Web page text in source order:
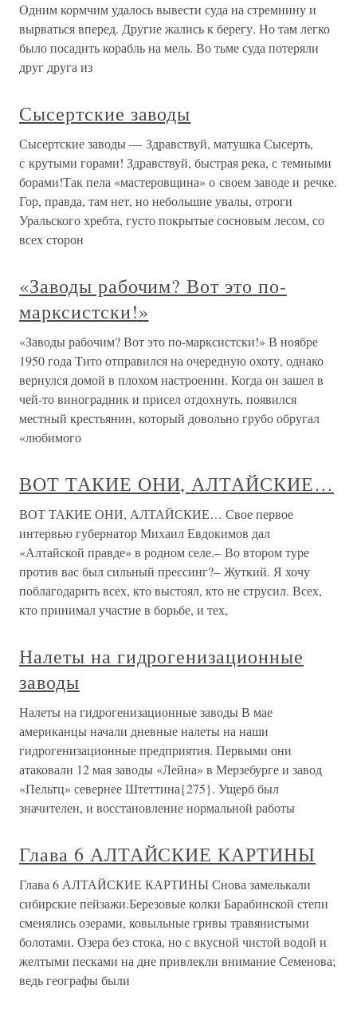
Одним кормчим удалось вывести суда на стремнину и
вырваться вперед. Другие жались к берегу. Но там легко
было посадить корабль на мель. Во тьме суда потеряли
друг друга из
Сысертские заводы
Сысертские заводы — Здравствуй, матушка Сысерть,
с крутыми горами! Здравствуй, быстрая река, с темными
борами!Так пела «мастеровщина» о своем заводе и речке.
Гор, правда, там нет, но небольшие увалы, отроги
Уральского хребта, густо покрытые сосновым лесом, со
всех сторон
«Заводы рабочим? Вот это по-
марксистски!»
«Заводы рабочим? Вот это по-марксистски!» В ноябре
1950 года Тито отправился на очередную охоту, однако
вернулся домой в плохом настроении. Когда он зашел в
чей-то виноградник и присел отдохнуть, появился
местный крестьянин, который довольно грубо обругал
«любимого
ВОТ ТАКИЕ ОНИ, АЛТАЙСКИЕ…
ВОТ ТАКИЕ ОНИ, АЛТАЙСКИЕ… Свое первое
интервью губернатор Михаил Евдокимов дал
«Алтайской правде» в родном селе.– Во втором туре
против вас был сильный прессинг?– Жуткий. Я хочу
поблагодарить всех, кто выстоял, кто не струсил. Всех,
кто принимал участие в борьбе, и тех,
Налеты на гидрогенизационные
заводы
Налеты на гидрогенизационные заводы В мае
американцы начали дневные налеты на наши
гидрогенизационные предприятия. Первыми они
атаковали 12 мая заводы «Лейна» в Мерзебурге и завод
«Пельтц» севернее Штеттина{275}. Ущерб был
значителен, и восстановление нормальной работы
Глава 6 АЛТАЙСКИЕ КАРТИНЫ
Глава 6 АЛТАЙСКИЕ КАРТИНЫ Снова замелькали
сибирские пейзажи.Березовые колки Барабинской степи
сменялись озерами, ковыльные гривы травянистыми
болотами. Озера без стока, но с вкусной чистой водой и
желтыми песками на дне привлекли внимание Семенова;
ведь географы были